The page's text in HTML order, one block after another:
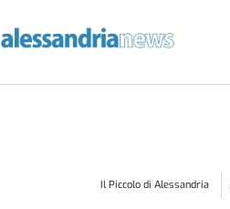
Il Piccolo di Alessandria